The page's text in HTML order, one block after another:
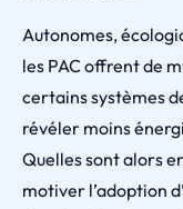
Autonomes,
les PAC offrent de
certains systèmes
révéler moins
Quelles sont alors
motiver l’adoption